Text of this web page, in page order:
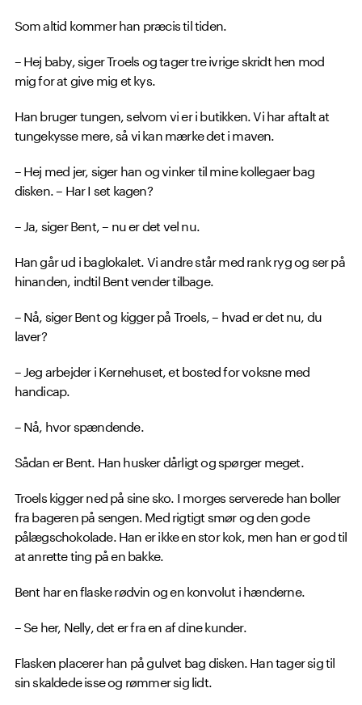
Som altid kommer han præcis til tiden.
– Hej baby, siger Troels og tager tre ivrige skridt hen mod
mig for at give mig et kys.
Han bruger tungen, selvom vi er i butikken. Vi har aftalt at
tungekysse mere, så vi kan mærke det i maven.
– Hej med jer, siger han og vinker til mine kollegaer bag
disken. – Har I set kagen?
– Ja, siger Bent, – nu er det vel nu.
Han går ud i baglokalet. Vi andre står med rank ryg og ser på
hinanden, indtil Bent vender tilbage.
– Nå, siger Bent og kigger på Troels, – hvad er det nu, du
laver?
– Jeg arbejder i Kernehuset, et bosted for voksne med
handicap.
– Nå, hvor spændende.
Sådan er Bent. Han husker dårligt og spørger meget.
Troels kigger ned på sine sko. I morges serverede han boller
fra bageren på sengen. Med rigtigt smør og den gode
pålægschokolade. Han er ikke en stor kok, men han er god til
at anrette ting på en bakke.
Bent har en flaske rødvin og en konvolut i hænderne.
– Se her, Nelly, det er fra en af dine kunder.
Flasken placerer han på gulvet bag disken. Han tager sig til
sin skaldede isse og rømmer sig lidt.